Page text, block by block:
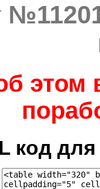
этом
код